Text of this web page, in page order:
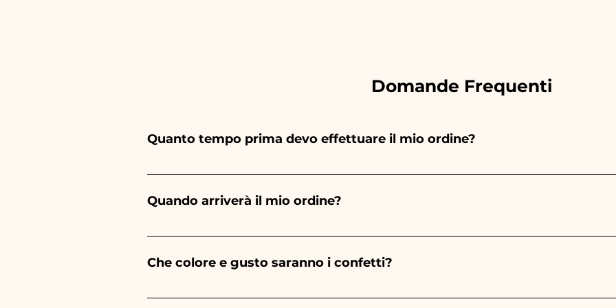
Domande Frequenti
Quanto tempo prima devo effettuare il mio ordine?
Ceramiche Ania realizza e dipinge interamente a mano, pertanto la loro
evento sia prima delle tempistiche indicate contattaci per richiedere informazioni più
Quando arriverà il mio ordine?
La spedizione dell'ordine sarà effettuata circa 10/15 giorni prima dell'evento.
Che colore e gusto saranno i confetti?
Il gusto dei confetti sarà sempre mandorla, il colore varia a seconda della tipologia